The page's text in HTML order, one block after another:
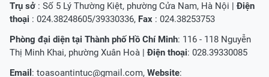
Trụ sở : Số 5 Lý Thường Kiệt, phường Cửa Nam, Hà Nội |Điện
thoại : 024.38248605/39330336, Fax : 024.38253753
Phòng đại diện tại Thành phố Hồ Chí Minh: 116 - 118 Nguyễn
Thị Minh Khai, phường Xuân Hoà |Điện thoại: 028.39330085
Email : toasoantintuc@gmail.com, Website: